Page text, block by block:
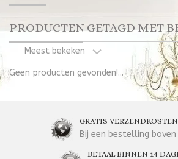
PRODUCTEN GETAGD MET
Meest bekeken
Geen producten gevonden!...
GRATIS
Bij een bestelling boven
BETAAL BINNEN 14